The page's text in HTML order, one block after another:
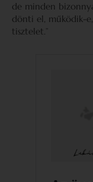
de minden
dönti el, működik-
tisztelet.”